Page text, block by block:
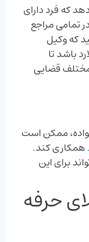
که فرد دارای
تمامی مراجع
که وکیل
باشد تا
قضایی
ممکن است
همکاری کند.
برای این
حرفه